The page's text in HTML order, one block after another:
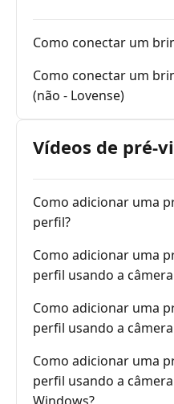
Como conectar um
Como conectar um
(não - Lovense)
Vídeos de pré-
Como adicionar uma
perfil?
Como adicionar uma
perfil usando a
Como adicionar uma
perfil usando a
Como adicionar uma
perfil usando a